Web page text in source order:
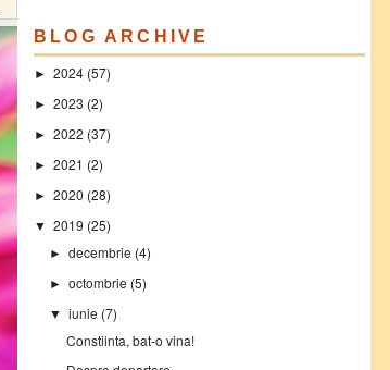
BLOG ARCHIVE
► 2024 (57)
► 2023 (2)
► 2022 (37)
► 2021 (2)
► 2020 (28)
▼ 2019 (25)
►decembrie (4)
►octombrie (5)
▼ iunie (7)
Constiinta, bat-o vina!